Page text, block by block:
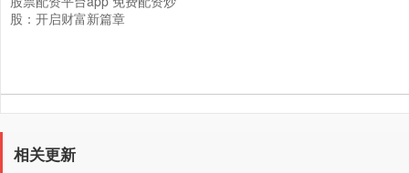
股：开启财富新篇章
相关更新